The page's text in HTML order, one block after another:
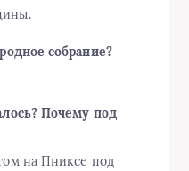
собрание?
Почему под
на Пниксе под